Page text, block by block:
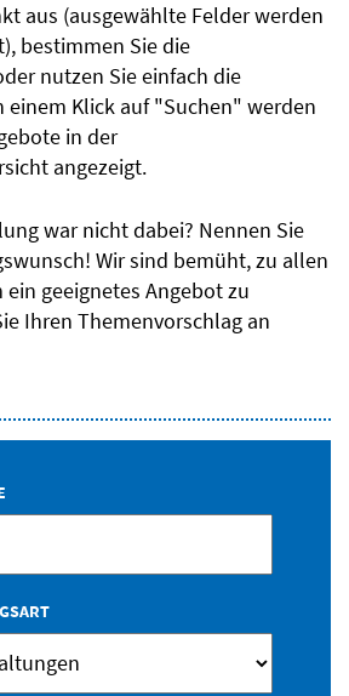
aus (ausgewählte Felder werden
bestimmen Sie die
nutzen Sie einfach die
einem Klick auf "Suchen" werden
in der
angezeigt.
war nicht dabei? Nennen Sie
Wir sind bemüht, zu allen
geeignetes Angebot zu
Ihren Themenvorschlag an